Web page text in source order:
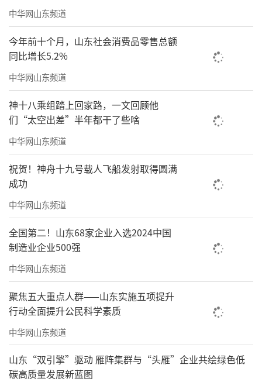
中华网山东频道
今年前十个月，山东社会消费品零售总额
同比增长5.2%
中华网山东频道
神十八乘组踏上回家路，一文回顾他
们“太空出差”半年都干了些啥
中华网山东频道
祝贺！神舟十九号载人飞船发射取得圆满
成功
中华网山东频道
全国第二！山东68家企业入选2024中国
制造业企业500强
中华网山东频道
聚焦五大重点人群——山东实施五项提升
行动全面提升公民科学素质
中华网山东频道
山东“双引擎”驱动 雁阵集群与“头雁”企业共绘绿色低
碳高质量发展新蓝图